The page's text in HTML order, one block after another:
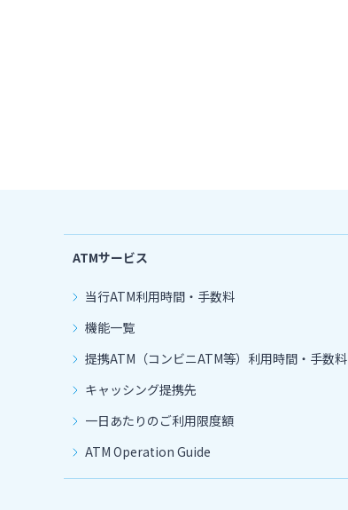
ATMサービス
当行ATM利用時間・手数料
機能一覧
提携ATM（コンビニATM等）利用時間・手数料
キャッシング提携先
一日あたりのご利用限度額
ATM Operation Guide